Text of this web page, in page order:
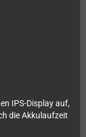
IPS-Display auf,
die Akkulaufzeit